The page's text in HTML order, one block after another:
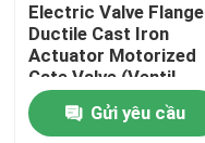
Nhà
Electric Valve Flange
Ductile Cast Iron
Actuator Motorized
Gate Valve (Ventil
cổng có động cơ)
Gửi yêu cầu